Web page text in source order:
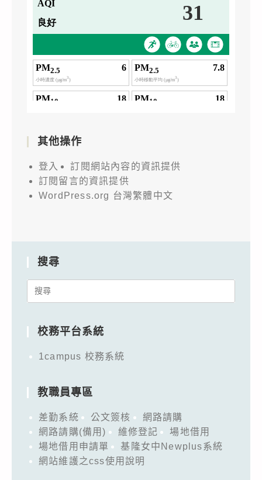
其他操作
登入
訂閱網站內容的資訊提供
訂閱留言的資訊提供
WordPress.org 台灣繁體中文
搜尋
Search
校務平台系統
1campus 校務系統
教職員專區
差勤系統 公文簽核
網路請購
網路請購(備用)
維修登記
場地借用
場地借用申請單
基隆女中Newplus系統
網站維護之css使用說明